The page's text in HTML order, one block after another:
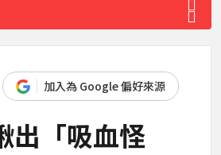
加入為 Google 偏好來源
出「吸血怪